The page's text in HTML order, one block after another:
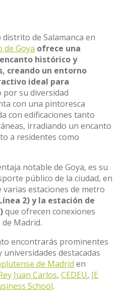
de Salamanca en
de Goya ofrece una
histórico y
creando un entorno
ideal para
por su diversidad
con una pintoresca
con edificaciones tanto
irradiando un encanto
a residentes como
notable de Goya, es su
público de la ciudad, en
estaciones de metro
2) y la estación de
que ofrecen conexiones
Madrid.
encontrarás prominentes
destacadas
de Madrid en
Juan Carlos, CEDEU, IE
School.